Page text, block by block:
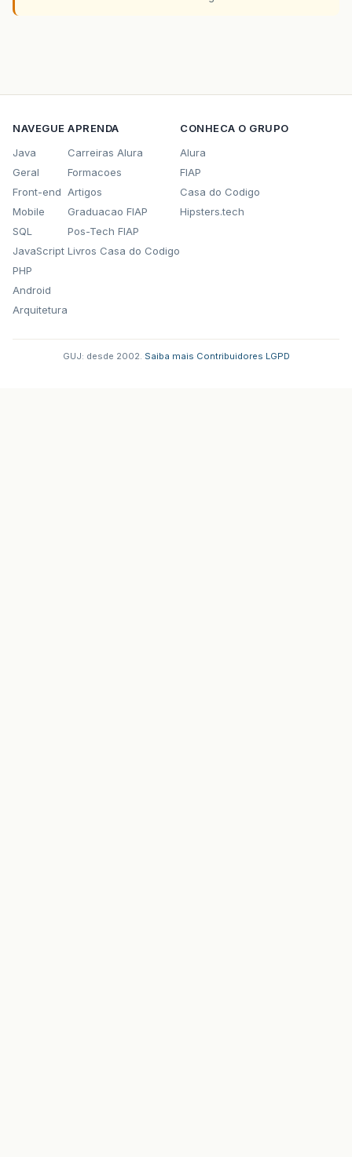
NAVEGUE
Java
Geral
Front-end
Mobile
SQL
JavaScript
PHP
Android
Arquitetura
APRENDA
Carreiras Alura
Formacoes
Artigos
Graduacao FIAP
Pos-Tech FIAP
Livros Casa do Codigo
CONHECA O GRUPO
Alura
FIAP
Casa do Codigo
Hipsters.tech
GUJ: desde 2002. Saiba mais Contribuidores LGPD